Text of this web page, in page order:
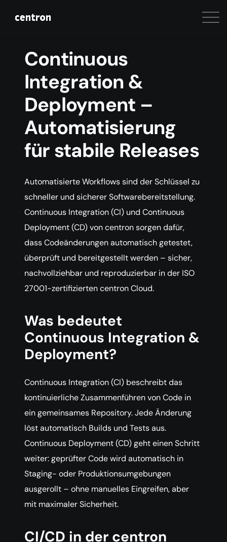
Continuous
Integration &
Deployment –
Automatisierung
für stabile Releases
Automatisierte Workflows sind der Schlüssel zu
schneller und sicherer Softwarebereitstellung.
Continuous Integration (CI) und Continuous
Deployment (CD) von centron sorgen dafür,
dass Codeänderungen automatisch getestet,
überprüft und bereitgestellt werden – sicher,
nachvollziehbar und reproduzierbar in der ISO
27001-zertifizierten centron Cloud.
Was bedeutet
Continuous Integration &
Deployment?
Continuous Integration (CI) beschreibt das
kontinuierliche Zusammenführen von Code in
ein gemeinsames Repository. Jede Änderung
löst automatisch Builds und Tests aus.
Continuous Deployment (CD) geht einen Schritt
weiter: geprüfter Code wird automatisch in
Staging- oder Produktionsumgebungen
ausgerollt – ohne manuelles Eingreifen, aber
mit maximaler Sicherheit.
CI/CD in der centron